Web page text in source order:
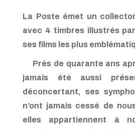
La Poste émet un
avec 4 timbres illustrés
ses films les plus
Près de quarante ans
jamais été aussi
déconcertant, ses
n’ont jamais cessé de
elles appartiennent à